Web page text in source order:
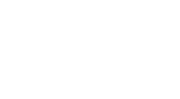
利点